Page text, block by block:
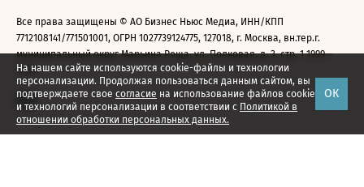
На нашем сайте используются cookie-файлы и технологии
персонализации. Продолжая пользоваться данным сайтом, вы
подтверждаете свое согласие на использование файлов cookie
и технологий персонализации в соответствии с Политикой в
отношении обработки персональных данных.
ОК
Все права защищены © АО Бизнес Ньюс Медиа, ИНН/КПП
7712108141/771501001, ОГРН 1027739124775, 127018, г. Москва, вн.тер.г.
муниципальный округ Марьина Роща, ул. Полковая, д. 3, стр. 1 1999—
2026